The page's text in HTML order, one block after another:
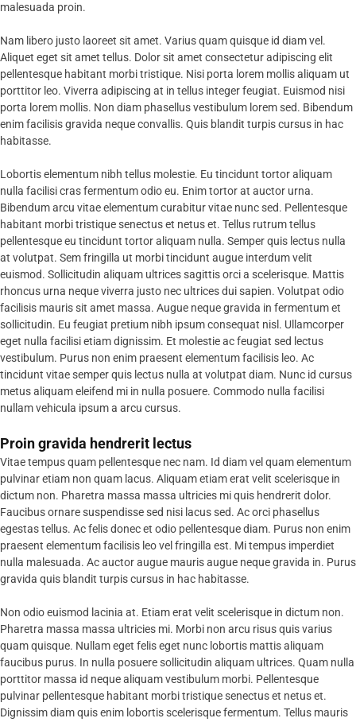
malesuada proin.
Nam libero justo laoreet sit amet. Varius quam quisque id diam vel.
Aliquet eget sit amet tellus. Dolor sit amet consectetur adipiscing elit
pellentesque habitant morbi tristique. Nisi porta lorem mollis aliquam ut
porttitor leo. Viverra adipiscing at in tellus integer feugiat. Euismod nisi
porta lorem mollis. Non diam phasellus vestibulum lorem sed. Bibendum
enim facilisis gravida neque convallis. Quis blandit turpis cursus in hac
habitasse.
Lobortis elementum nibh tellus molestie. Eu tincidunt tortor aliquam
nulla facilisi cras fermentum odio eu. Enim tortor at auctor urna.
Bibendum arcu vitae elementum curabitur vitae nunc sed. Pellentesque
habitant morbi tristique senectus et netus et. Tellus rutrum tellus
pellentesque eu tincidunt tortor aliquam nulla. Semper quis lectus nulla
at volutpat. Sem fringilla ut morbi tincidunt augue interdum velit
euismod. Sollicitudin aliquam ultrices sagittis orci a scelerisque. Mattis
rhoncus urna neque viverra justo nec ultrices dui sapien. Volutpat odio
facilisis mauris sit amet massa. Augue neque gravida in fermentum et
sollicitudin. Eu feugiat pretium nibh ipsum consequat nisl. Ullamcorper
eget nulla facilisi etiam dignissim. Et molestie ac feugiat sed lectus
vestibulum. Purus non enim praesent elementum facilisis leo. Ac
tincidunt vitae semper quis lectus nulla at volutpat diam. Nunc id cursus
metus aliquam eleifend mi in nulla posuere. Commodo nulla facilisi
nullam vehicula ipsum a arcu cursus.
Proin gravida hendrerit lectus
Vitae tempus quam pellentesque nec nam. Id diam vel quam elementum
pulvinar etiam non quam lacus. Aliquam etiam erat velit scelerisque in
dictum non. Pharetra massa massa ultricies mi quis hendrerit dolor.
Faucibus ornare suspendisse sed nisi lacus sed. Ac orci phasellus
egestas tellus. Ac felis donec et odio pellentesque diam. Purus non enim
praesent elementum facilisis leo vel fringilla est. Mi tempus imperdiet
nulla malesuada. Ac auctor augue mauris augue neque gravida in. Purus
gravida quis blandit turpis cursus in hac habitasse.
Non odio euismod lacinia at. Etiam erat velit scelerisque in dictum non.
Pharetra massa massa ultricies mi. Morbi non arcu risus quis varius
quam quisque. Nullam eget felis eget nunc lobortis mattis aliquam
faucibus purus. In nulla posuere sollicitudin aliquam ultrices. Quam nulla
porttitor massa id neque aliquam vestibulum morbi. Pellentesque
pulvinar pellentesque habitant morbi tristique senectus et netus et.
Dignissim diam quis enim lobortis scelerisque fermentum. Tellus mauris